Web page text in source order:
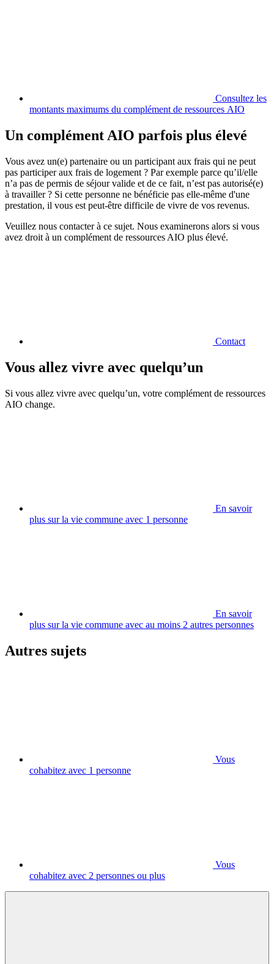
Consultez les
montants maximums du complément de ressources AIO
Un complément AIO parfois plus élevé
Vous avez un(e) partenaire ou un participant aux frais qui ne peut
pas participer aux frais de logement ? Par exemple parce qu’il/elle
n’a pas de permis de séjour valide et de ce fait, n’est pas autorisé(e)
à travailler ? Si cette personne ne bénéficie pas elle-même d'une
prestation, il vous est peut-être difficile de vivre de vos revenus.
Veuillez nous contacter à ce sujet. Nous examinerons alors si vous
avez droit à un complément de ressources AIO plus élevé.
Contact
Vous allez vivre avec quelqu’un
Si vous allez vivre avec quelqu’un, votre complément de ressources
AIO change.
En savoir
plus sur la vie commune avec 1 personne
En savoir
plus sur la vie commune avec au moins 2 autres personnes
Autres sujets
Vous
cohabitez avec 1 personne
Vous
cohabitez avec 2 personnes ou plus